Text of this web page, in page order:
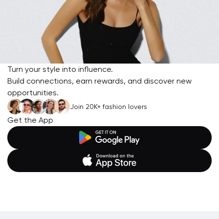
Turn your style into influence.
Build connections, earn rewards, and discover new
opportunities.
Join 20K+ fashion lovers
Get the App